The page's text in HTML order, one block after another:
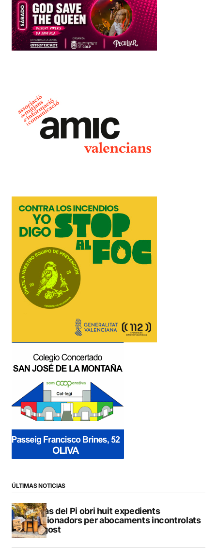
ÚLTIMAS NOTICIAS
L’Alfàs del Pi obri huit expedients
sancionadors per abocaments incontrolats
a l’agost